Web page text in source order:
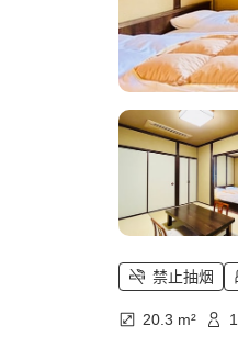
禁止抽烟
20.3 m²